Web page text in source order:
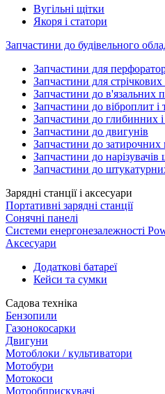
Вугільні щітки
Якоря і статори
Запчастини до будівельного
Запчастини для
Запчастини для
Запчастини до в'язальних
Запчастини до віброплит і
Запчастини до глибинних і
Запчастини до двигунів
Запчастини до
Запчастини до нарізувачів
Запчастини до
Зарядні станції і аксесуари
Портативні зарядні станції
Сонячні панелі
Системи енергонезалежності
Аксесуари
Додаткові батареї
Кейси та сумки
Садова техніка
Бензопили
Газонокосарки
Двигуни
Мотоблоки / культиватори
Мотобури
Мотокоси
Мотообприскувачі